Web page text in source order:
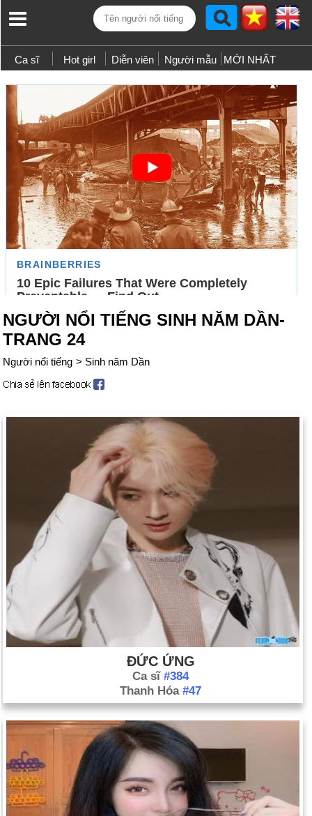
Ca sĩ Hot girl Diễn viên Người mẫu MỚI NHẤT
NGƯỜI NỔI TIẾNG SINH NĂM DẦN-
TRANG 24
Người nổi tiếng > Sinh năm Dần
ĐỨC ỨNG
Ca sĩ #384
Thanh Hóa #47